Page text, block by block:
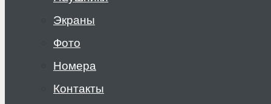
Экраны
Фото
Номера
Контакты